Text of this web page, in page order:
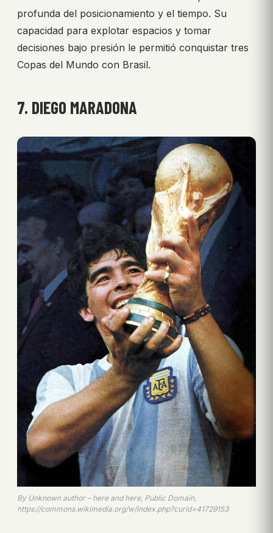
profunda del posicionamiento y el tiempo. Su
capacidad para explotar espacios y tomar
decisiones bajo presión le permitió conquistar tres
Copas del Mundo con Brasil.
7. DIEGO MARADONA
By Unknown author – here and here, Public Domain,
https://commons.wikimedia.org/w/index.php?curid=41729153